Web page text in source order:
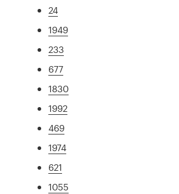
24
1949
233
677
1830
1992
469
1974
621
1055